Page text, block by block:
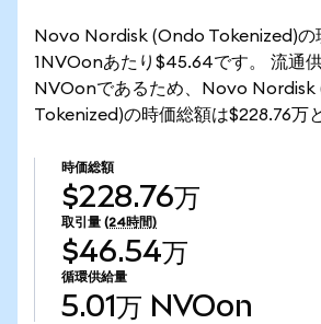
Novo Nordisk (Ondo Tokenized)の
1NVOonあたり$45.64です。 流通
NVOonであるため、Novo Nordisk
Tokenized)の時価総額は$228.76万
時価総額
$228.76万
取引量 (24時間)
$46.54万
循環供給量
5.01万 NVOon